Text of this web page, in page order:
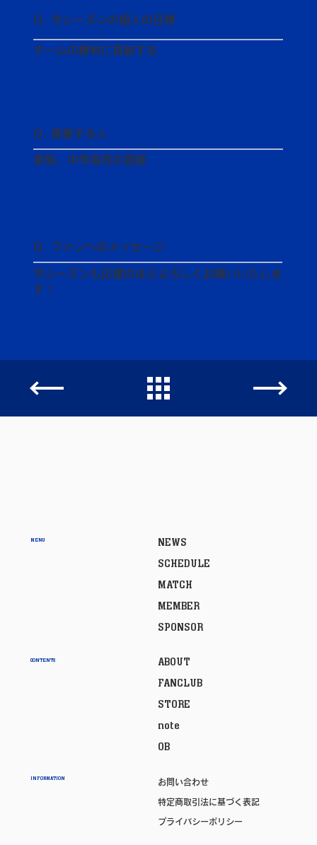
Q. 今シーズンの個人の目標
チームの勝利に貢献する
Q. 尊敬する人
家族、中学高校の恩師
Q. ファンへのメッセージ
今シーズンも応援のほどよろしくお願いいたしま
す！
ABOUT
FANCLUB
STORE
note
OB
CONTENTS
NEWS
SCHEDULE
MATCH
MEMBER
SPONSOR
MENU
お問い合わせ
特定商取引法に基づく表記
プライバシーポリシー
INFORMATION